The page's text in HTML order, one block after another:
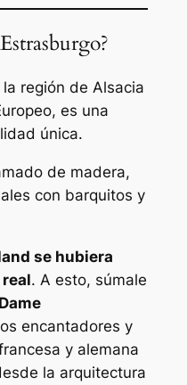
región de Alsacia
es una
única.
de madera,
con barquitos y
se hubiera
. A esto, súmale
encantadores y
y alemana
la arquitectura